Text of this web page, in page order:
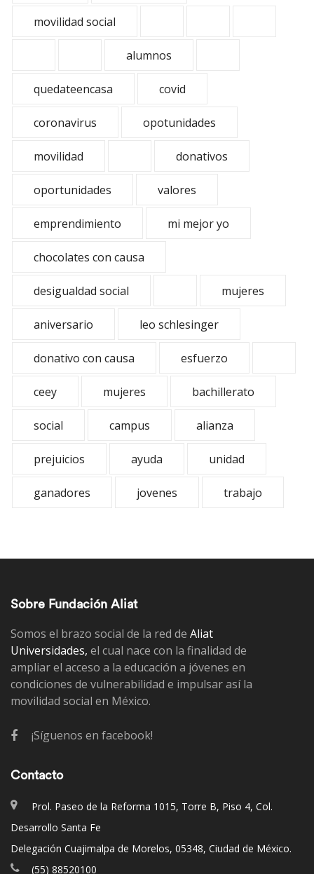
movilidad social
alumnos
quedateencasa covid
coronavirus opotunidades
movilidad donativos
oportunidades valores
emprendimiento mi mejor yo
chocolates con causa
desigualdad social mujeres
aniversario leo schlesinger
donativo con causa esfuerzo
ceey mujeres bachillerato
social campus alianza
prejuicios ayuda unidad
ganadores jovenes trabajo
Sobre Fundación Aliat
Somos el brazo social de la red de Aliat
Universidades, el cual nace con la finalidad de
ampliar el acceso a la educación a jóvenes en
condiciones de vulnerabilidad e impulsar así la
movilidad social en México.
¡Síguenos en facebook!
Contacto
Prol. Paseo de la Reforma 1015, Torre B, Piso 4, Col.
Desarrollo Santa Fe
Delegación Cuajimalpa de Morelos, 05348, Ciudad de México.
(55) 88520100